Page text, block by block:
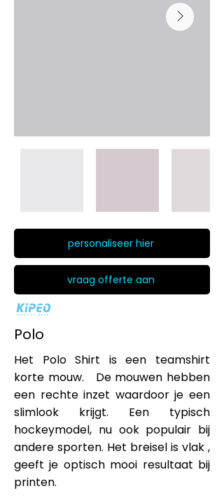
personaliseer hier
vraag offerte aan
Polo
Het Polo Shirt is een teamshirt
korte mouw. De mouwen hebben
een rechte inzet waardoor je een
slimlook krijgt. Een typisch
hockeymodel, nu ook populair bij
andere sporten. Het breisel is vlak ,
geeft je optisch mooi resultaat bij
printen.